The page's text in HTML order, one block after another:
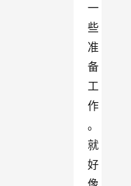
一
些
准
备
工
作
。
就
好